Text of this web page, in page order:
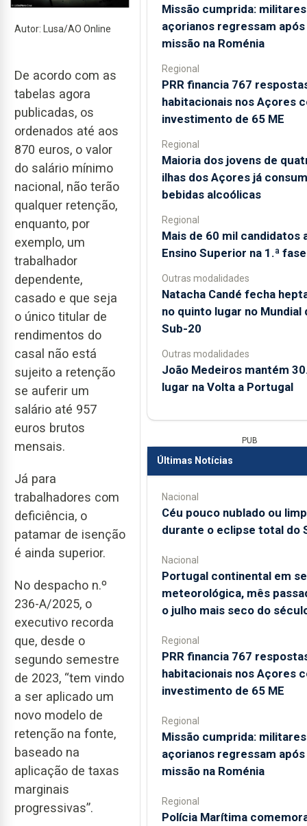
Autor: Lusa/AO Online
De acordo com as
tabelas agora
publicadas, os
ordenados até aos
870 euros, o valor
do salário mínimo
nacional, não terão
qualquer retenção,
enquanto, por
exemplo, um
trabalhador
dependente,
casado e que seja
o único titular de
rendimentos do
casal não está
sujeito a retenção
se auferir um
salário até 957
euros brutos
mensais.
Já para
trabalhadores com
deficiência, o
patamar de isenção
é ainda superior.
No despacho n.º
236-A/2025, o
executivo recorda
que, desde o
segundo semestre
de 2023, “tem vindo
a ser aplicado um
novo modelo de
retenção na fonte,
baseado na
aplicação de taxas
marginais
progressivas”.
Missão cumprida: militares
açorianos regressam após
missão na Roménia
Regional
PRR financia 767
habitacionais nos Açores
investimento de 65 ME
Regional
Maioria dos jovens de
ilhas dos Açores já
bebidas alcoólicas
Regional
Mais de 60 mil candidatos
Ensino Superior na 1.ª fase
Outras modalidades
Natacha Candé fecha
no quinto lugar no Mundial
Sub-20
Outras modalidades
João Medeiros mantém
lugar na Volta a Portugal
PUB
Últimas Notícias
Nacional
Céu pouco nublado ou
durante o eclipse total do
Nacional
Portugal continental em
meteorológica, mês
o julho mais seco do
Regional
PRR financia 767
habitacionais nos Açores
investimento de 65 ME
Regional
Missão cumprida: militares
açorianos regressam após
missão na Roménia
Regional
Polícia Marítima